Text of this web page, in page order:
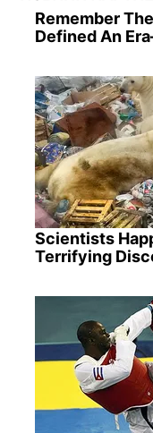
Remember
Defined An
Scientists
Terrifying